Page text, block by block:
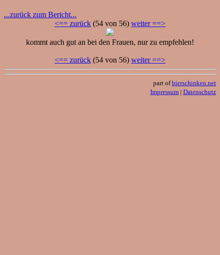
...zurück zum Bericht...
<== zurück (54 von 56) weiter ==>
kommt auch gut an bei den Frauen, nur zu empfehlen!
<== zurück (54 von 56) weiter ==>
part ofbierschinken.net
Impressum | Datenschutz